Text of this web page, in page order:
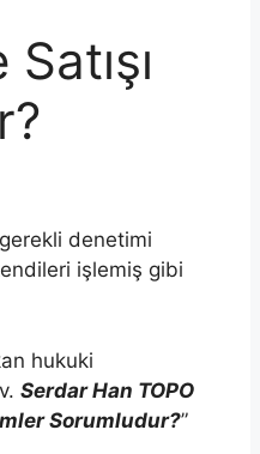
gerekli denetimi
işlemiş gibi
hukuki
Serdar Han TOPO
Sorumludur?”